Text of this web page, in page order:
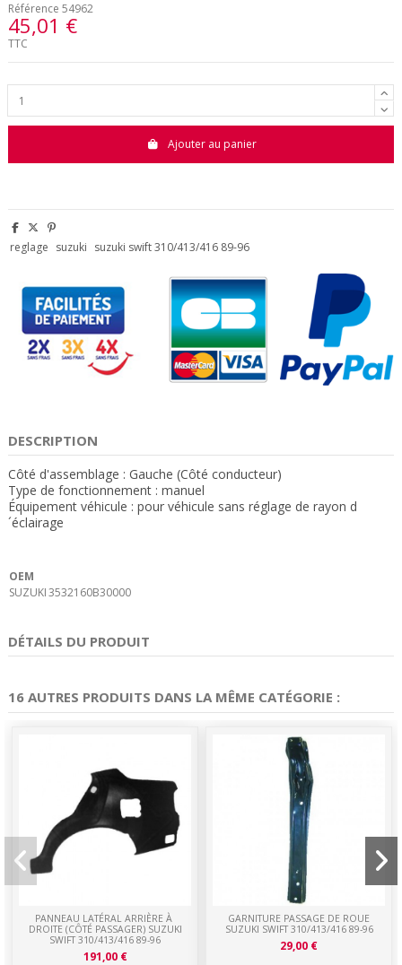
Référence 54962
45,01 €
TTC
Ajouter au panier
reglage suzuki suzuki swift 310/413/416 89-96
DESCRIPTION
Côté d'assemblage : Gauche (Côté conducteur)
Type de fonctionnement : manuel
Équipement véhicule : pour véhicule sans réglage de rayon d
´éclairage
OEM
SUZUKI3532160B30000
DÉTAILS DU PRODUIT
16 AUTRES PRODUITS DANS LA MÊME CATÉGORIE :
PANNEAU LATÉRAL ARRIÈRE À
DROITE (CÔTÉ PASSAGER) SUZUKI
SWIFT 310/413/416 89-96
191,00 €
GARNITURE PASSAGE DE ROUE
SUZUKI SWIFT 310/413/416 89-96
29,00 €